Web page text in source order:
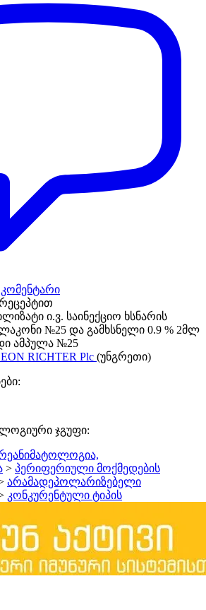
ი.ვ. საინექციო ხსნარის
№25 და გამხსნელი 0.9 % 2მლ
ამპულა №25
RICHTER Plc (უნგრეთი)
ჯგუფი:
> პერიფერიული მოქმედების
არამადეპოლარიზებელი
კონკურენტული ტიპის